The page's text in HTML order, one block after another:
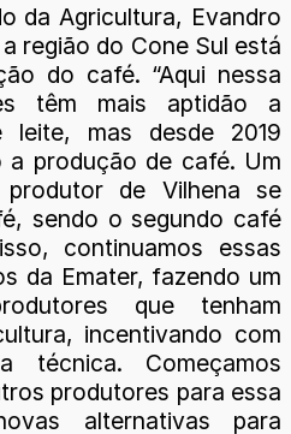
da Agricultura, Evandro
região do Cone Sul está
do café. “Aqui nessa
têm mais aptidão a
mas desde 2019
a produção de café. Um
de Vilhena se
sendo o segundo café
continuamos essas
da Emater, fazendo um
que tenham
incentivando com
técnica. Começamos
produtores para essa
alternativas para